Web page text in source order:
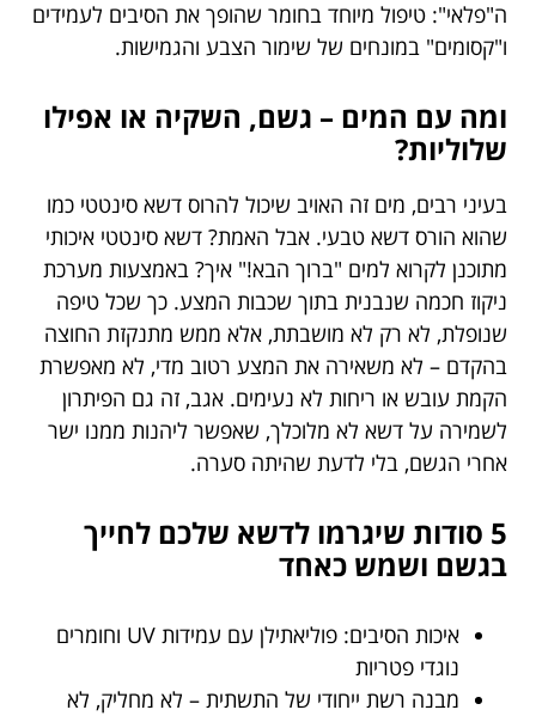
ה"פלאי": טיפול מיוחד בחומר שהופך את הסיבים לעמידים
ו"קסומים" במונחים של שימור הצבע והגמישות.
ומה עם המים – גשם, השקיה או אפילו
שלוליות?
בעיני רבים, מים זה האויב שיכול להרוס דשא סינטטי כמו
שהוא הורס דשא טבעי. אבל האמת? דשא סינטטי איכותי
מתוכנן לקרוא למים "ברוך הבא!" איך? באמצעות מערכת
ניקוז חכמה שנבנית בתוך שכבות המצע. כך שכל טיפה
שנופלת, לא רק לא מושבתת, אלא ממש מתנקזת החוצה
בהקדם – לא משאירה את המצע רטוב מדי, לא מאפשרת
הקמת עובש או ריחות לא נעימים. אגב, זה גם הפיתרון
לשמירה על דשא לא מלוכלך, שאפשר ליהנות ממנו ישר
אחרי הגשם, בלי לדעת שהיתה סערה.
5 סודות שיגרמו לדשא שלכם לחייך
בגשם ושמש כאחד
איכות הסיבים: פוליאתילן עם עמידות UV וחומרים
נוגדי פטריות
מבנה רשת ייחודי של התשתית – לא מחליק, לא